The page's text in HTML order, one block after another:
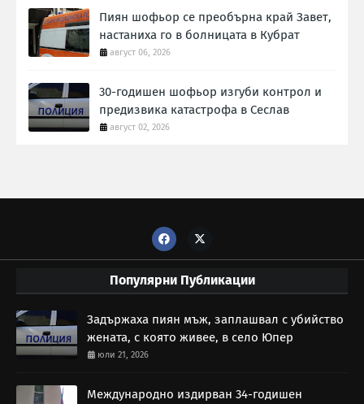
Пиян шофьор се преобърна край Завет,
настаниха го в болницата в Кубрат
август 06, 2026
30-годишен шофьор изгуби контрол и
предизвика катастрофа в Сеслав
август 02, 2026
Популярни Публикации
Задържаха пиян мъж, заплашвал с убийство
жената, с която живее, в село Юпер
юли 21, 2026
Международно издирван 34-годишен